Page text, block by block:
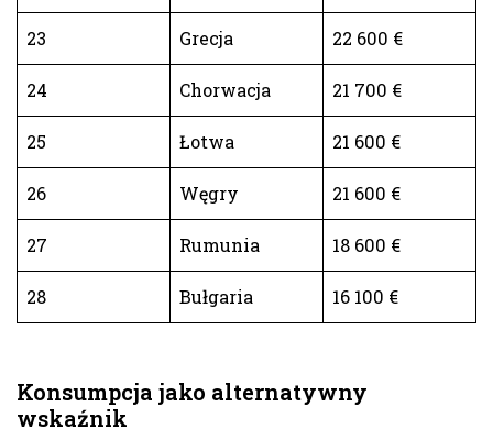
23 Grecja 22 600 €
24 Chorwacja 21 700 €
25 Łotwa 21 600 €
26 Węgry 21 600 €
27 Rumunia 18 600 €
28 Bułgaria 16 100 €
Konsumpcja jako alternatywny
wskaźnik